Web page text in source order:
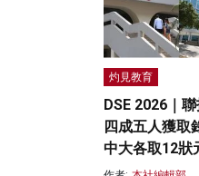
灼見教育
DSE 2026｜
四成五人獲取
中大各取12狀